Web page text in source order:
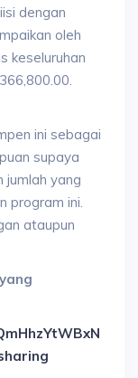
dengan
oleh
keseluruhan
ini sebagai
supaya
jumlah yang
program ini.
ataupun